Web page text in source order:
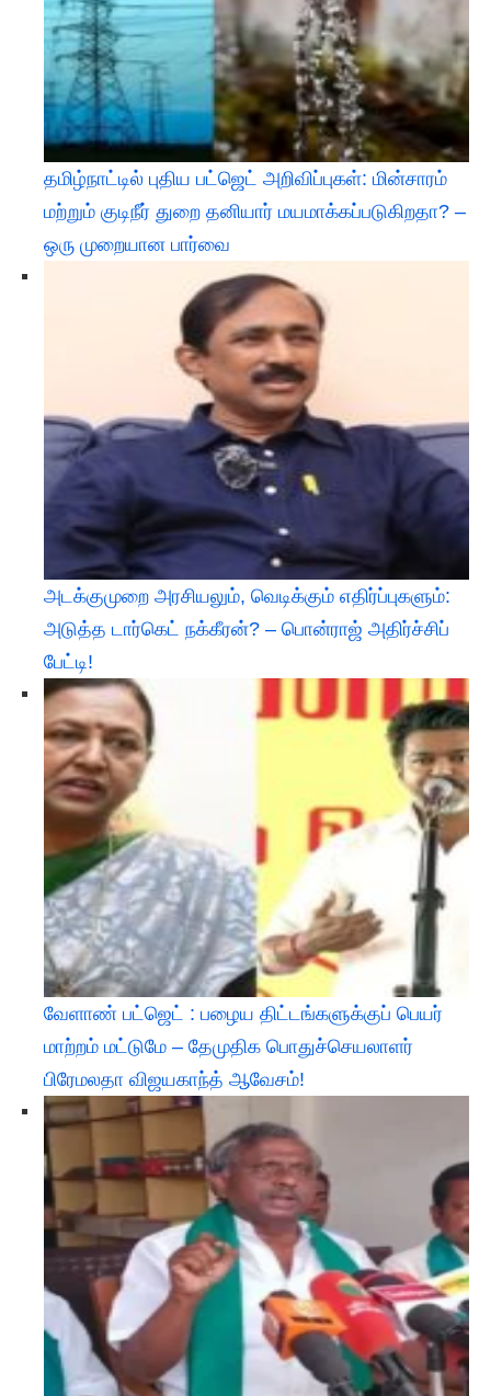
தமிழ்நாட்டில் புதிய பட்ஜெட் அறிவிப்புகள்: மின்சாரம்
மற்றும் குடிநீர் துறை தனியார் மயமாக்கப்படுகிறதா? –
ஒரு முறையான பார்வை
அடக்குமுறை அரசியலும், வெடிக்கும் எதிர்ப்புகளும்:
அடுத்த டார்கெட் நக்கீரன்? – பொன்ராஜ் அதிர்ச்சிப்
பேட்டி! ​
வேளாண் பட்ஜெட் : பழைய திட்டங்களுக்குப் பெயர்
மாற்றம் மட்டுமே – தேமுதிக பொதுச்செயலாளர்
பிரேமலதா விஜயகாந்த் ஆவேசம்!